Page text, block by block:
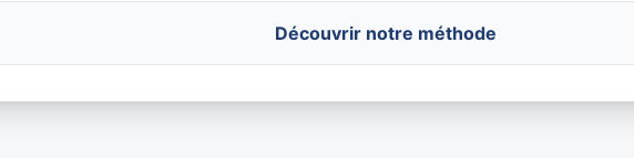
Découvrir notre méthode